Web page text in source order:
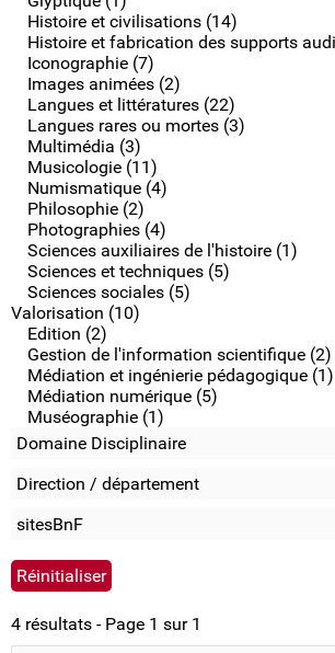
Histoire et civilisations (14)
Histoire et fabrication des supports
Iconographie (7)
Images animées (2)
Langues et littératures (22)
Langues rares ou mortes (3)
Multimédia (3)
Musicologie (11)
Numismatique (4)
Philosophie (2)
Photographies (4)
Sciences auxiliaires de l'histoire (1)
Sciences et techniques (5)
Sciences sociales (5)
Valorisation (10)
Edition (2)
Gestion de l'information scientifique (2)
Médiation et ingénierie pédagogique (1)
Médiation numérique (5)
Muséographie (1)
Domaine Disciplinaire
Direction / département
sitesBnF
4 résultats - Page 1 sur 1